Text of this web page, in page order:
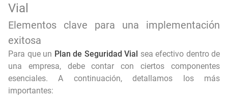
Vial
Elementos clave para una implementación
exitosa
Para que un Plan de Seguridad Vial sea efectivo dentro de
una empresa, debe contar con ciertos componentes
esenciales. A continuación, detallamos los más
importantes: